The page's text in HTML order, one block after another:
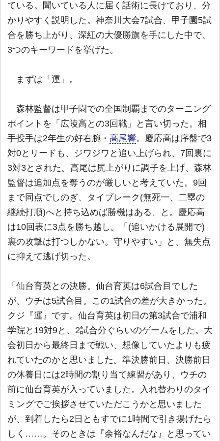
ている。聞いている人に届く話術に長けており、分
かりやすく説明した。神奈川大会7試合、甲子園5試
合を勝ち上がり、深紅の大優勝旗を手にした中で、
3つのキーワードを挙げた。
まずは「運」。
森林監督は甲子園での全国制覇までのターニング
ポイントを「広陵高との3回戦」と言い切った。相
手投手は2年生の好右腕・ 高尾響。慶応高は序盤で3
対0とリードも、ジワジワと追い上げられ、7回裏に
3対3とされた。高尾は尻上がりに調子を上げ、森林
監督は追加点を奪うのが厳しいと考えていた。9回
まで同点でしのぎ、タイブレーク(無死一、二塁の
継続打順)へと持ち込めば勝機はある、と。慶応高
は10回表に3点を勝ち越し。「(追いかける展開で)
裏の攻撃は打つしかない。守りやすい」と、無失点
に抑えて逃げ切った。
「仙台育英との決勝。仙台育英は6試合目でした
が、ウチは5試合目。この1試合の差が大きかった。
クジ『運』です。仙台育英は初日の第3試合で浦和
学院と19対9と、2試合分ぐらいのゲームをした。大
会初日から最終日まで戦い、想像していたよりも疲
れていたのかと思いました。準決勝前日、決勝前日
の休養日には2時間の割り当て練習があり、ウチの
前に仙台育英が入っていました。入れ替わりのタイ
ミングでご挨拶させていただこうかと思いました
が、到着したら2日ともすでに1時間で引き揚げたら
しく……。そのときは『余裕なんだな』と思ってい